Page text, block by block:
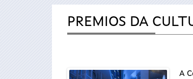
estáPREMIOS DA
A